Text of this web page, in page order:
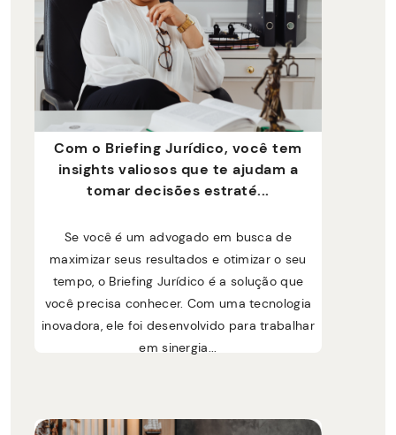
Com o Briefing Jurídico, você tem
insights valiosos que te ajudam a
tomar decisões estraté...
Se você é um advogado em busca de
maximizar seus resultados e otimizar o seu
tempo, o Briefing Jurídico é a solução que
você precisa conhecer. Com uma tecnologia
inovadora, ele foi desenvolvido para trabalhar
em sinergia...